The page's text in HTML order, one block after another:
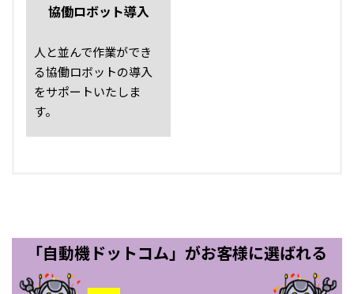
協働ロボット導入
人と並んで作業ができ
る協働ロボットの導入
をサポートいたしま
す。
「自動機ドットコム」がお客様に選ばれる